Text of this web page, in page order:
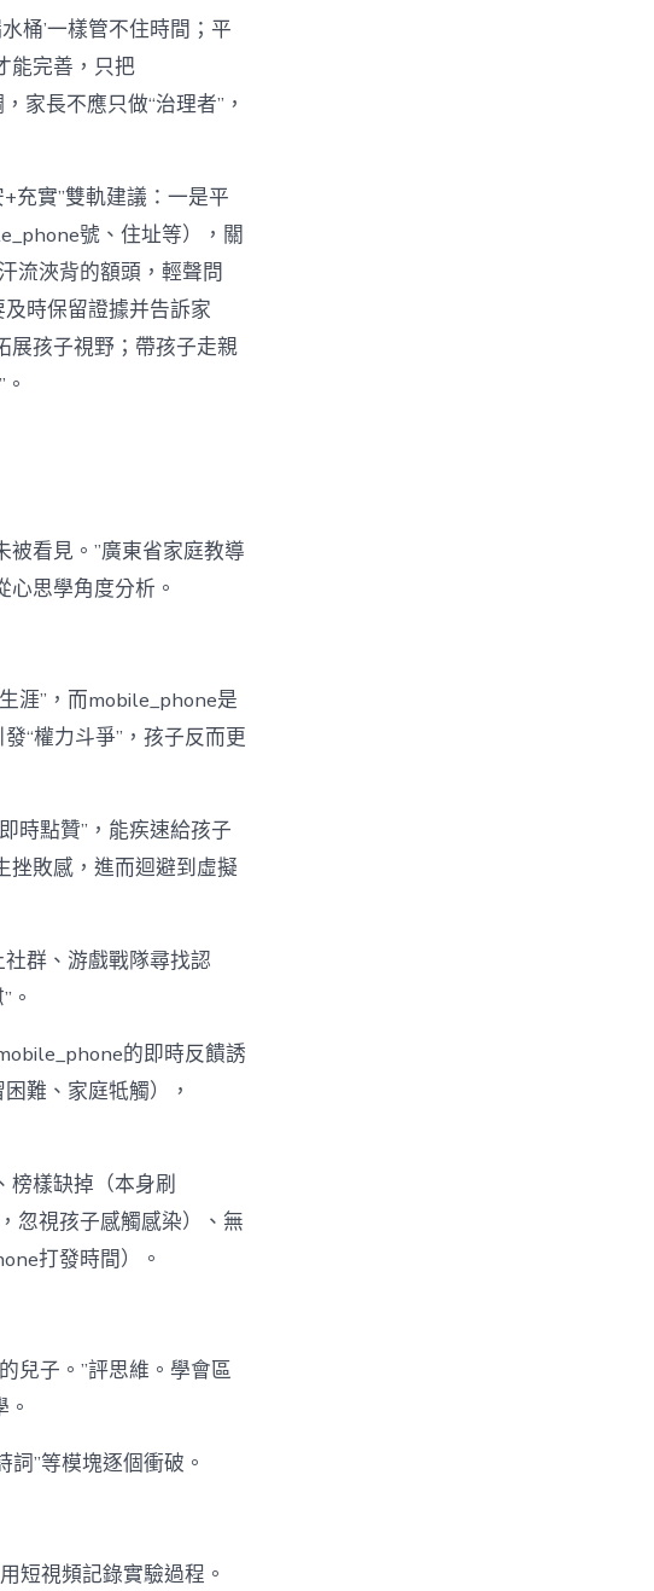
桶’一樣管不住時間；平
能完善，只把
家長不應只做“治理者”，
充實”雙軌建議：一是平
號、住址等），關
流浹背的額頭，輕聲問
時保留證據并告訴家
展孩子視野；帶孩子走親
被看見。”廣東省家庭教導
思學角度分析。
涯”，而mobile_phone是
“權力斗爭”，孩子反而更
時點贊”，能疾速給孩子
挫敗感，進而迴避到虛擬
群、游戲戰隊尋找認
。
的即時反饋誘
難、家庭牴觸），
榜樣缺掉（本身刷
忽視孩子感觸感染）、無
打發時間）。
兒子。”評思維。學會區
”等模塊逐個衝破。
短視頻記錄實驗過程。